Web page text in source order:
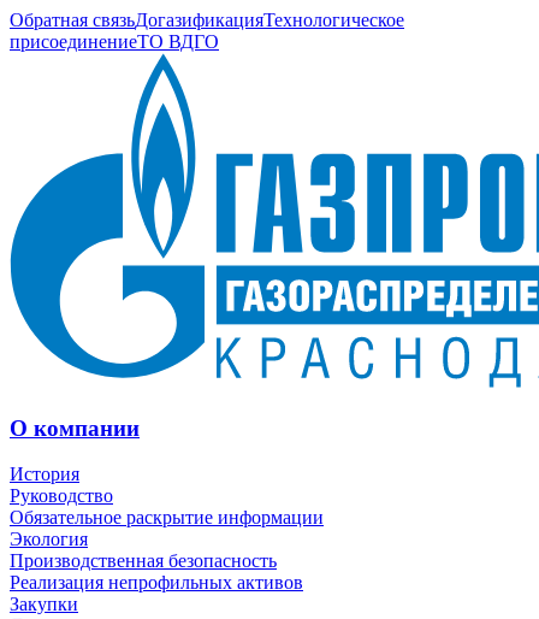
Обратная связьДогазификацияТехнологическое
присоединениеТО ВДГО
О компании
История
Руководство
Обязательное раскрытие информации
Экология
Производственная безопасность
Реализация непрофильных активов
Закупки